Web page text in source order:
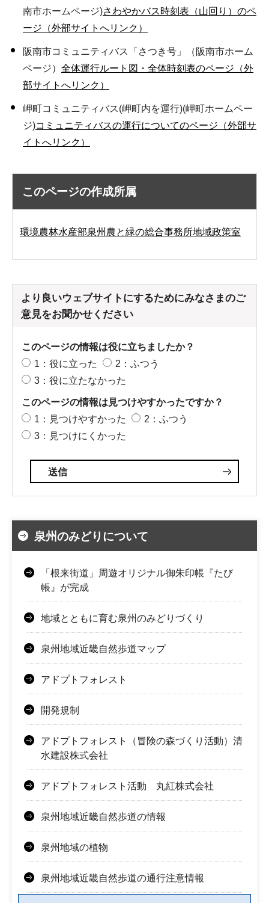
南市ホームページ)さわやかバス時刻表（山回り）のペ
ージ（外部サイトへリンク）
阪南市コミュニティバス「さつき号」（阪南市ホーム
ページ） 全体運行ルート図・全体時刻表のページ（外
部サイトへリンク）
岬町コミュニティバス(岬町内を運行)(岬町ホームペー
ジ)コミュニティバスの運行についてのページ（外部サ
イトへリンク）
このページの作成所属
環境農林水産部泉州農と緑の総合事務所地域政策室
より良いウェブサイトにするためにみなさまのご
意見をお聞かせください
このページの情報は役に立ちましたか？
1：役に立った
2：ふつう
3：役に立たなかった
このページの情報は見つけやすかったですか？
1：見つけやすかった
2：ふつう
3：見つけにくかった
泉州のみどりについて
「根来街道」周遊オリジナル御朱印帳『たび
帳』が完成
地域とともに育む泉州のみどりづくり
泉州地域近畿自然歩道マップ
アドプトフォレスト
開発規制
アドプトフォレスト（冒険の森づくり活動）清
水建設株式会社
アドプトフォレスト活動 丸紅株式会社
泉州地域近畿自然歩道の情報
泉州地域の植物
泉州地域近畿自然歩道の通行注意情報